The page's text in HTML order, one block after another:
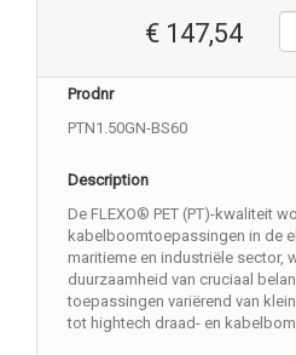
€ 147,54
Prodnr
PTN1.50GN-BS60
Description
De FLEXO® PET (PT)-kwaliteit
kabelboomtoepassingen in de
maritieme en industriële sector,
duurzaamheid van cruciaal
toepassingen variërend van
tot hightech draad- en